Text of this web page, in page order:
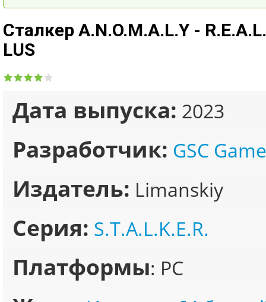
Сталкер A.N.O.M.A.L.Y -
LUS
Дата выпуска: 2023
Разработчик: GSC
Издатель: Limanskiy
Серия: S.T.A.L.K.E.R.
Платформы: PC